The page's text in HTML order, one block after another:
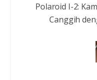
Polaroid I-2:
Canggih